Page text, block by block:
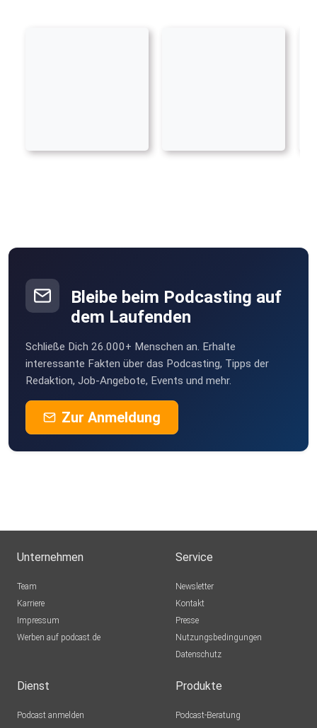
Bleibe beim Podcasting auf
dem Laufenden
Schließe Dich 26.000+ Menschen an. Erhalte
interessante Fakten über das Podcasting, Tipps der
Redaktion, Job-Angebote, Events und mehr.
Zur Anmeldung
Unternehmen
Team
Karriere
Impressum
Werben auf podcast.de
Service
Newsletter
Kontakt
Presse
Nutzungsbedingungen
Datenschutz
Dienst
Podcast anmelden
Produkte
Podcast-Beratung